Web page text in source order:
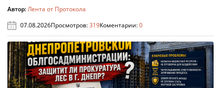
Автор:Лента от Протокола
07.08.2026Просмотров:319Коментарии:0